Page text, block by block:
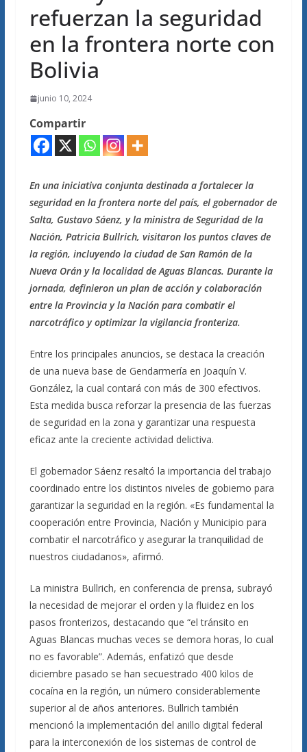
refuerzan la seguridad
en la frontera norte con
Bolivia
junio 10, 2024
Compartir
En una iniciativa conjunta destinada a fortalecer la
seguridad en la frontera norte del país, el gobernador de
Salta, Gustavo Sáenz, y la ministra de Seguridad de la
Nación, Patricia Bullrich, visitaron los puntos claves de
la región, incluyendo la ciudad de San Ramón de la
Nueva Orán y la localidad de Aguas Blancas. Durante la
jornada, definieron un plan de acción y colaboración
entre la Provincia y la Nación para combatir el
narcotráfico y optimizar la vigilancia fronteriza.
Entre los principales anuncios, se destaca la creación
de una nueva base de Gendarmería en Joaquín V.
González, la cual contará con más de 300 efectivos.
Esta medida busca reforzar la presencia de las fuerzas
de seguridad en la zona y garantizar una respuesta
eficaz ante la creciente actividad delictiva.
El gobernador Sáenz resaltó la importancia del trabajo
coordinado entre los distintos niveles de gobierno para
garantizar la seguridad en la región. «Es fundamental la
cooperación entre Provincia, Nación y Municipio para
combatir el narcotráfico y asegurar la tranquilidad de
nuestros ciudadanos», afirmó.
La ministra Bullrich, en conferencia de prensa, subrayó
la necesidad de mejorar el orden y la fluidez en los
pasos fronterizos, destacando que “el tránsito en
Aguas Blancas muchas veces se demora horas, lo cual
no es favorable”. Además, enfatizó que desde
diciembre pasado se han secuestrado 400 kilos de
cocaína en la región, un número considerablemente
superior al de años anteriores. Bullrich también
mencionó la implementación del anillo digital federal
para la interconexión de los sistemas de control de